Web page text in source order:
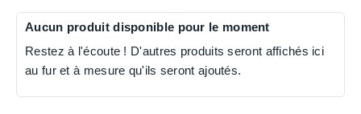
Aucun produit disponible pour le moment
Restez à l'écoute ! D'autres produits seront affichés ici
au fur et à mesure qu'ils seront ajoutés.